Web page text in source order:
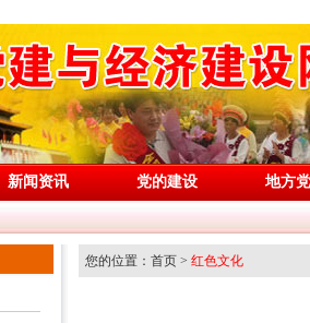
新闻资讯 党的建设 地方
您的位置：首页 > 红色文化